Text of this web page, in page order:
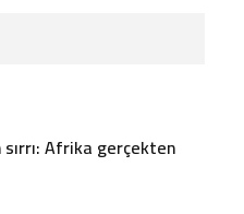
sırrı: Afrika gerçekten